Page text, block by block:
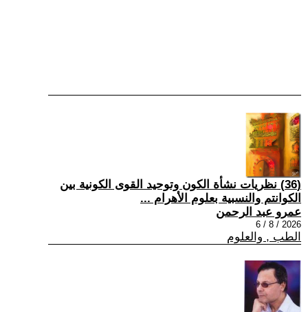
(36) نظريات نشأة الكون وتوحيد القوى الكونية بين
الكوانتم والنسبية بعلوم الأهرام ...
عمرو عبد الرحمن
2026 / 8 / 6
الطب , والعلوم